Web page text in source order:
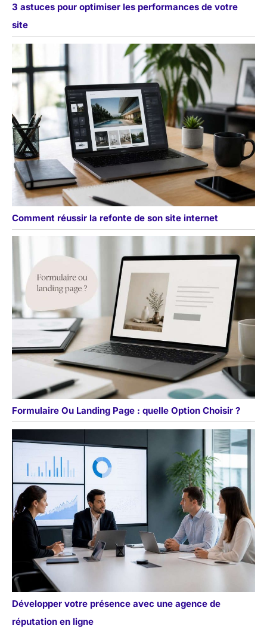
3 astuces pour optimiser les performances de votre
site
Comment réussir la refonte de son site internet
Formulaire Ou Landing Page : quelle Option Choisir ?
Développer votre présence avec une agence de
réputation en ligne